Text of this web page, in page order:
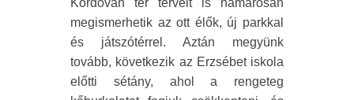
Kordován tér terveit is hamarosan
megismerhetik az ott élők, új parkkal
és játszótérrel. Aztán megyünk
tovább, következik az Erzsébet iskola
előtti sétány, ahol a rengeteg